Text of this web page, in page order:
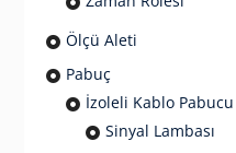
Ölçü Aleti
Pabuç
İzoleli Kablo Pabucu
Sinyal Lambası